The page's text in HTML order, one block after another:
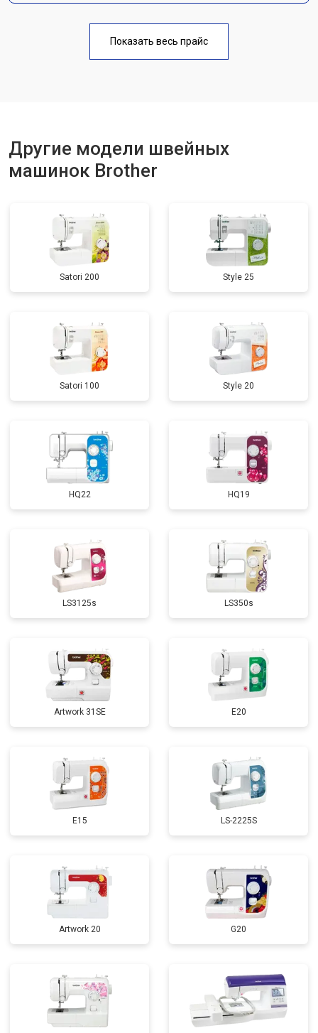
Показать весь прайс
Другие модели швейных
машинок Brother
Satori 200 Style 25
Satori 100 Style 20
HQ22 HQ19
LS3125s LS350s
Artwork 31SE E20
E15 LS-2225S
Artwork 20 G20